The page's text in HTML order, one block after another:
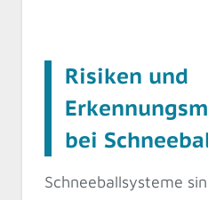
Risiken und
bei
Schneeballsysteme